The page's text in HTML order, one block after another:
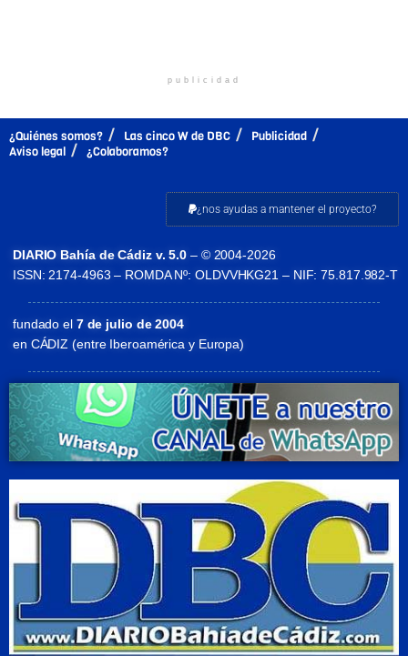
publicidad
¿Quiénes somos? Las cinco W de DBC
Publicidad
Aviso legal
¿Colaboramos?
¿nos ayudas a mantener el proyecto?
DIARIO Bahía de Cádiz v. 5.0 – © 2004-2026
ISSN: 2174-4963 – ROMDA Nº: OLDVVHKG21 – NIF: 75.817.982-T
fundado el7 de julio de 2004
en CÁDIZ (entre Iberoamérica y Europa)